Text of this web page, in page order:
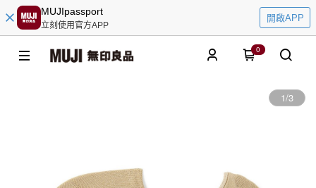
MUJIpassport
立刻使用官方APP
開啟APP
0
1/3